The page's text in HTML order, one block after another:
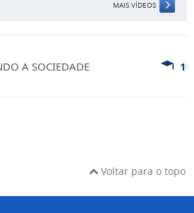
MAIS VÍDEOS
A SOCIEDADE 10
Voltar para o topo